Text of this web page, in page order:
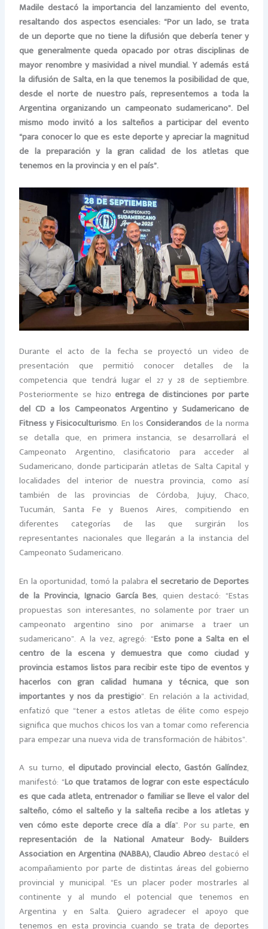
Madile destacó la importancia del lanzamiento del evento,
resaltando dos aspectos esenciales: “Por un lado, se trata
de un deporte que no tiene la difusión que debería tener y
que generalmente queda opacado por otras disciplinas de
mayor renombre y masividad a nivel mundial. Y además está
la difusión de Salta, en la que tenemos la posibilidad de que,
desde el norte de nuestro país, representemos a toda la
Argentina organizando un campeonato sudamericano”. Del
mismo modo invitó a los salteños a participar del evento
“para conocer lo que es este deporte y apreciar la magnitud
de la preparación y la gran calidad de los atletas que
tenemos en la provincia y en el país”.
Durante el acto de la fecha se proyectó un video de
presentación que permitió conocer detalles de la
competencia que tendrá lugar el 27 y 28 de septiembre.
Posteriormente se hizoentrega de distinciones por parte
del CD a los Campeonatos Argentino y Sudamericano de
Fitness y Fisicoculturismo. En losConsiderandos de la norma
se detalla que, en primera instancia, se desarrollará el
Campeonato Argentino, clasificatorio para acceder al
Sudamericano, donde participarán atletas de Salta Capital y
localidades del interior de nuestra provincia, como así
también de las provincias de Córdoba, Jujuy, Chaco,
Tucumán, Santa Fe y Buenos Aires, compitiendo en
diferentes categorías de las que surgirán los
representantes nacionales que llegarán a la instancia del
Campeonato Sudamericano.
En la oportunidad, tomó la palabrael secretario de Deportes
de la Provincia, Ignacio García Bes, quien destacó: “Estas
propuestas son interesantes, no solamente por traer un
campeonato argentino sino por animarse a traer un
sudamericano”. A la vez, agregó: “Esto pone a Salta en el
centro de la escena y demuestra que como ciudad y
provincia estamos listos para recibir este tipo de eventos y
hacerlos con gran calidad humana y técnica, que son
importantes y nos da prestigio”. En relación a la actividad,
enfatizó que “tener a estos atletas de élite como espejo
significa que muchos chicos los van a tomar como referencia
para empezar una nueva vida de transformación de hábitos”.
A su turno, el diputado provincial electo, Gastón Galíndez,
manifestó: “Lo que tratamos de lograr con este espectáculo
es que cada atleta, entrenador o familiar se lleve el valor del
salteño, cómo el salteño y la salteña recibe a los atletas y
ven cómo este deporte crece día a día”. Por su parte, en
representación de la National Amateur Body- Builders
Association en Argentina (NABBA), Claudio Abreo destacó el
acompañamiento por parte de distintas áreas del gobierno
provincial y municipal. “Es un placer poder mostrarles al
continente y al mundo el potencial que tenemos en
Argentina y en Salta. Quiero agradecer el apoyo que
tenemos en esta provincia cuando se trata de deportes